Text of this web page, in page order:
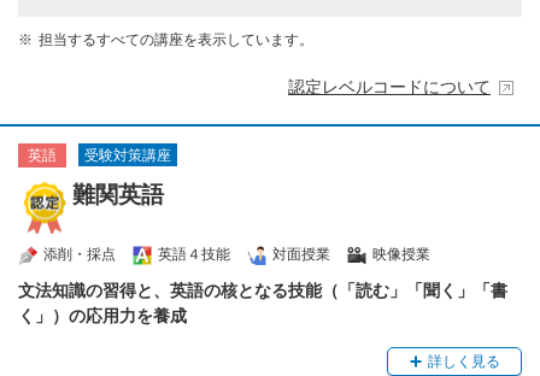
担当するすべての講座を表示しています。
認定レベルコードについて
英語 受験対策講座
難関英語
添削・採点 英語４技能 対面授業 映像授業
文法知識の習得と、英語の核となる技能（「読む」「聞く」「書
く」）の応用力を養成
詳しく見る